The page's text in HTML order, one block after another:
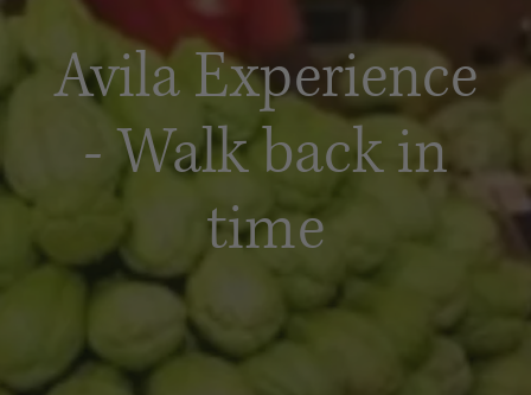
Avila Experience
- Walk back in
time